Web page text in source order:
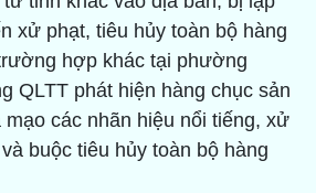
xử phạt, tiêu hủy toàn bộ hàng
hợp khác tại phường
QLTT phát hiện hàng chục sản
các nhãn hiệu nổi tiếng, xử
buộc tiêu hủy toàn bộ hàng